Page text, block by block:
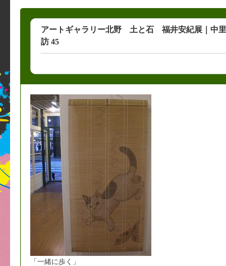
アートギャラリー北野 土と石 福井安紀展｜中
訪 45
「一緒に歩く」